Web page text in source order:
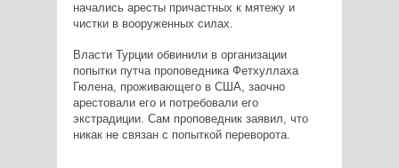
начались аресты причастных к мятежу и
чистки в вооруженных силах.
Власти Турции обвинили в организации
попытки путча проповедника Фетхуллаха
Гюлена, проживающего в США, заочно
арестовали его и потребовали его
экстрадиции. Сам проповедник заявил, что
никак не связан с попыткой переворота.